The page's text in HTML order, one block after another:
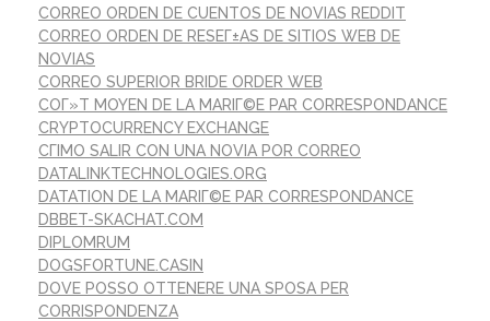
CORREO ORDEN DE CUENTOS DE NOVIAS REDDIT
CORREO ORDEN DE RESEГ±AS DE SITIOS WEB DE
NOVIAS
CORREO SUPERIOR BRIDE ORDER WEB
COГ»T MOYEN DE LA MARIГ©E PAR CORRESPONDANCE
CRYPTOCURRENCY EXCHANGE
CГІMO SALIR CON UNA NOVIA POR CORREO
DATALINKTECHNOLOGIES.ORG
DATATION DE LA MARIГ©E PAR CORRESPONDANCE
DBBET-SKACHAT.COM
DIPLOMRUM
DOGSFORTUNE.CASIN
DOVE POSSO OTTENERE UNA SPOSA PER
CORRISPONDENZA